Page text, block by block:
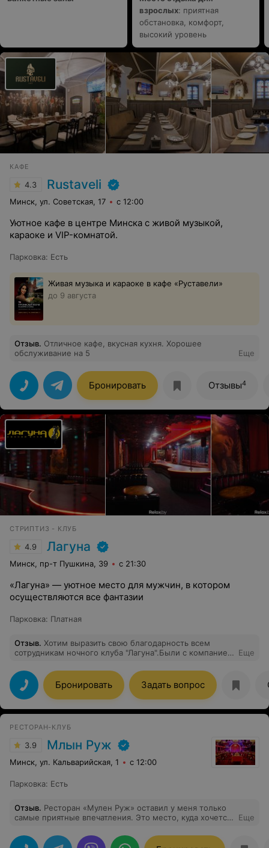
взрослых: приятная
обстановка, комфорт,
высокий уровень
КАФЕ
4.3 Rustaveli
Минск, ул. Советская, 17 с 12:00
Уютное кафе в центре Минска с живой музыкой,
караоке и VIP-комнатой.
Парковка: Есть
Живая музыка и караоке в кафе «Руставели»
до 9 августа
Отзыв. Отличное кафе, вкусная кухня. Хорошее
обслуживание на 5
Еще
Бронировать Отзывы4
СТРИПТИЗ - КЛУБ
4.9 Лагуна
Минск, пр-т Пушкина, 39 с 21:30
«Лагуна» — уютное место для мужчин, в котором
осуществляются все фантазии
Парковка: Платная
Отзыв. Хотим выразить свою благодарность всем
сотрудникам ночного клуба "Лагуна".Были с компанией
Еще
Бронировать Задать вопрос
РЕСТОРАН-КЛУБ
3.9 Млын Руж
Минск, ул. Кальварийская, 1 с 12:00
Парковка: Есть
Отзыв. Ресторан «Мулен Руж» оставил у меня только
самые приятные впечатления. Это место, куда хочется
интерьер продуман до мелочей — стильный, уютный и
Еще